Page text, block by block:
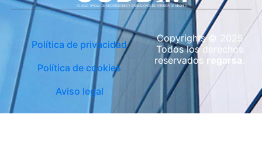
Política de privacidad
Política de cookies
Aviso legal
Copyrights © 2025
Todos los derechos
reservados regarsa .